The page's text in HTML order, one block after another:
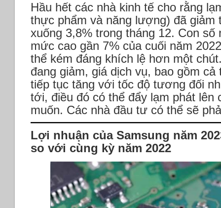
Hầu hết các nhà kinh tế cho rằng
thực phẩm và năng lượng) đã giảm
xuống 3,8% trong tháng 12. Con
mức cao gần 7% của cuối năm
thể kém đáng khích lệ hơn một
đang giảm, giá dịch vụ, bao gồm
tiếp tục tăng với tốc độ tương đối
tới, điều đó có thể đẩy lạm phát lên
muốn. Các nhà đầu tư có thể sẽ
Lợi nhuận của Samsung năm
so với cùng kỳ năm 2022